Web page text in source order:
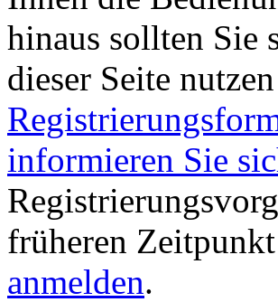
hinaus sollten Sie
dieser Seite
informieren Sie
früheren
anmelden.